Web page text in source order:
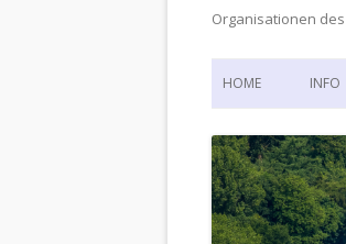
Organisationen
HOME INFO
DIE
900